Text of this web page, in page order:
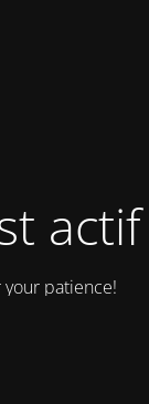
actif
your patience!